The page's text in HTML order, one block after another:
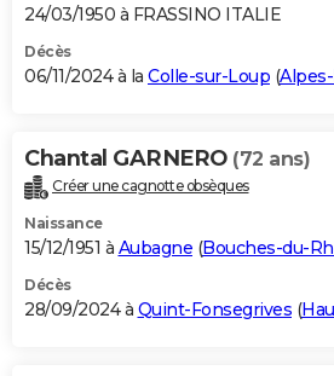
24/03/1950 à FRASSINO ITALIE
Décès
06/11/2024 à la Colle-sur-Loup (
Chantal GARNERO (72 ans)
Créer une cagnotte obsèques
Naissance
15/12/1951 à Aubagne (Bouches-du-
Décès
28/09/2024 à Quint-Fonsegrives (